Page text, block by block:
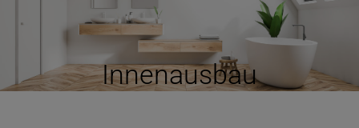
Innenausbau